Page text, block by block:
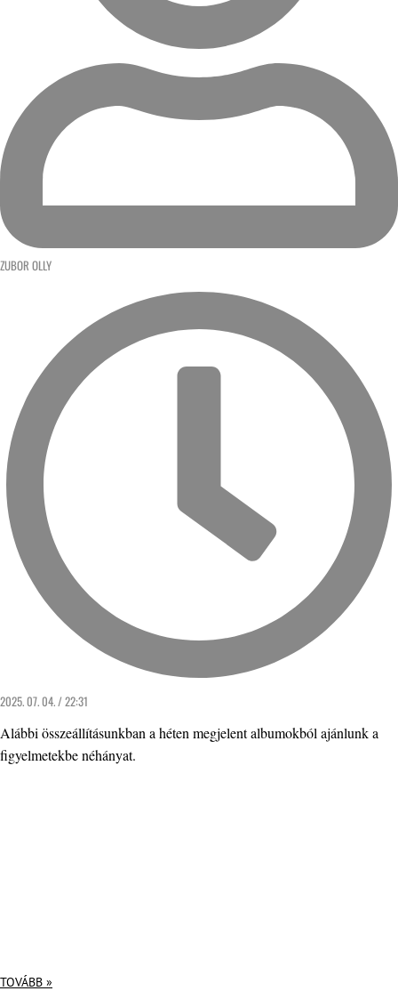
ZUBOR OLLY
2025. 07. 04. / 22:31
Alábbi összeállításunkban a héten megjelent albumokból ajánlunk a
figyelmetekbe néhányat.
TOVÁBB »